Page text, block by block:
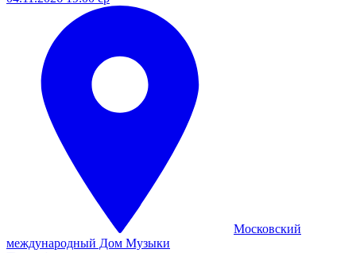
Московский
международный Дом Музыки